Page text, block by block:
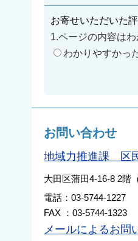
お寄せいただいた
1.ページの内容は
わかりやすかっ
お問い合わせ
地域力推進課 区
大田区蒲田4-16-8 2階
電話：03-5744-1227
FAX ：03-5744-1323
メールによるお問